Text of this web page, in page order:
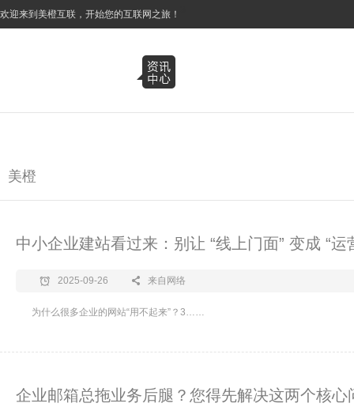
欢迎来到美橙互联，开始您的互联网之旅！
美橙
中小企业建站看过来：别让 “线上门面” 变成 “运
2025-09-26 来自网络
为什么很多企业的网站“用不起来”？3……
企业邮箱总拖业务后腿？您得先解决这两个核心